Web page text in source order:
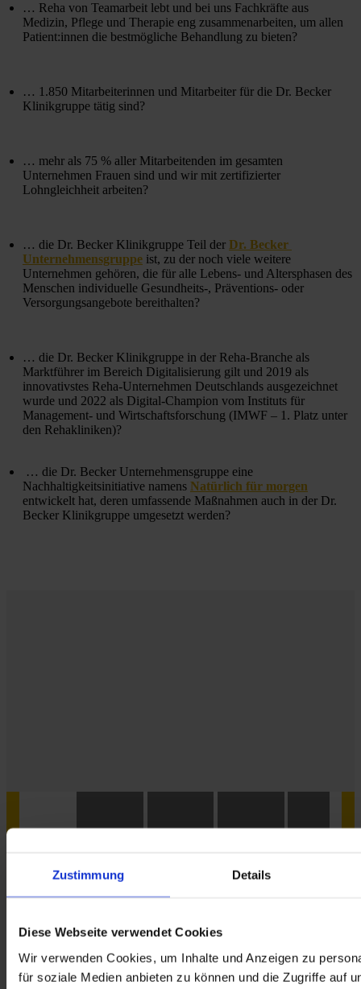
Zustimmung Details
Diese Webseite verwendet Cookies
Wir verwenden Cookies, um Inhalte und Anzeigen zu
für soziale Medien anbieten zu können und die Zugriffe auf
… Reha von Teamarbeit lebt und bei uns Fachkräfte aus
Medizin, Pflege und Therapie eng zusammenarbeiten, um allen
Patient:innen die bestmögliche Behandlung zu bieten?
… 1.850 Mitarbeiterinnen und Mitarbeiter für die Dr. Becker
Klinikgruppe tätig sind?
… mehr als 75 % aller Mitarbeitenden im gesamten
Unternehmen Frauen sind und wir mit zertifizierter
Lohngleichheit arbeiten?
… die Dr. Becker Klinikgruppe Teil der Dr. Becker
Unternehmensgruppe ist, zu der noch viele weitere
Unternehmen gehören, die für alle Lebens- und Altersphasen des
Menschen individuelle Gesundheits-, Präventions- oder
Versorgungsangebote bereithalten?
… die Dr. Becker Klinikgruppe in der Reha-Branche als
Marktführer im Bereich Digitalisierung gilt und 2019 als
innovativstes Reha-Unternehmen Deutschlands ausgezeichnet
wurde und 2022 als Digital-Champion vom Instituts für
Management- und Wirtschaftsforschung (IMWF – 1. Platz unter
den Rehakliniken)?​
Nachhaltigkeitsinitiative namens Natürlich für morgen
entwickelt hat, deren umfassende Maßnahmen auch in der Dr.
Becker Klinikgruppe umgesetzt werden?